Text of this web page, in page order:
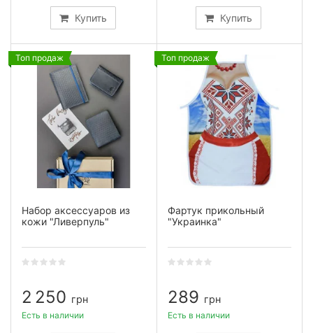
Купить Купить
Топ продаж
Набор аксессуаров из
кожи "Ливерпуль"
2 250 грн
Есть в наличии
Топ продаж
Фартук прикольный
"Украинка"
289 грн
Есть в наличии